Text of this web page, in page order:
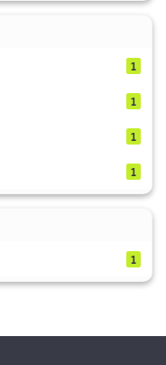
1
1
1
1
1